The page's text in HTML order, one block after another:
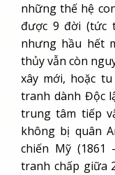
những thế hệ
được 9 đời (tức
nhưng hầu hết
thủy vẫn còn
xây mới, hoặc
tranh dành Độc
trung tâm tiếp
không bị quân
chiến Mỹ (1861
tranh chấp giữa